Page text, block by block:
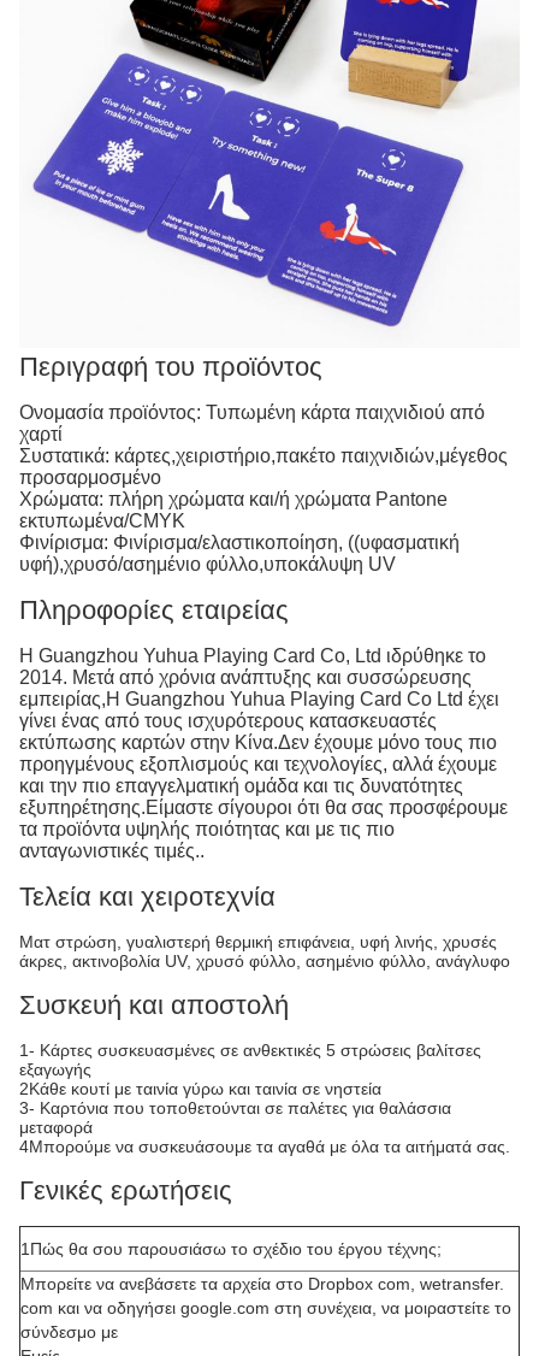
Περιγραφή του προϊόντος
Ονομασία προϊόντος: Τυπωμένη κάρτα παιχνιδιού από
χαρτί
Συστατικά: κάρτες,χειριστήριο,πακέτο παιχνιδιών,μέγεθος
προσαρμοσμένο
Χρώματα: πλήρη χρώματα και/ή χρώματα Pantone
εκτυπωμένα/CMYK
Φινίρισμα: Φινίρισμα/ελαστικοποίηση, ((υφασματική
υφή),χρυσό/ασημένιο φύλλο,υποκάλυψη UV
Πληροφορίες εταιρείας
Η Guangzhou Yuhua Playing Card Co, Ltd ιδρύθηκε το
2014. Μετά από χρόνια ανάπτυξης και συσσώρευσης
εμπειρίας,Η Guangzhou Yuhua Playing Card Co Ltd έχει
γίνει ένας από τους ισχυρότερους κατασκευαστές
εκτύπωσης καρτών στην Κίνα.Δεν έχουμε μόνο τους πιο
προηγμένους εξοπλισμούς και τεχνολογίες, αλλά έχουμε
και την πιο επαγγελματική ομάδα και τις δυνατότητες
εξυπηρέτησης.Είμαστε σίγουροι ότι θα σας προσφέρουμε
τα προϊόντα υψηλής ποιότητας και με τις πιο
ανταγωνιστικές τιμές..
Τελεία και χειροτεχνία
Ματ στρώση, γυαλιστερή θερμική επιφάνεια, υφή λινής, χρυσές
άκρες, ακτινοβολία UV, χρυσό φύλλο, ασημένιο φύλλο, ανάγλυφο
Συσκευή και αποστολή
1- Κάρτες συσκευασμένες σε ανθεκτικές 5 στρώσεις βαλίτσες
εξαγωγής
2Κάθε κουτί με ταινία γύρω και ταινία σε νηστεία
3- Καρτόνια που τοποθετούνται σε παλέτες για θαλάσσια
μεταφορά
4Μπορούμε να συσκευάσουμε τα αγαθά με όλα τα αιτήματά σας.
Γενικές ερωτήσεις
1Πώς θα σου παρουσιάσω το σχέδιο του έργου τέχνης;
Μπορείτε να ανεβάσετε τα αρχεία στο Dropbox com, wetransfer.
com και να οδηγήσει google.com στη συνέχεια, να μοιραστείτε το
σύνδεσμο με